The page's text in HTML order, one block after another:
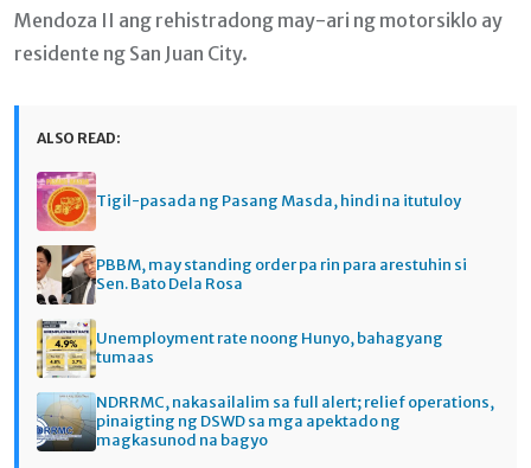
Mendoza II ang rehistradong may-ari ng motorsiklo ay
residente ng San Juan City.
ALSO READ:
Tigil-pasada ng Pasang Masda, hindi na itutuloy
PBBM, may standing order pa rin para arestuhin si
Sen. Bato Dela Rosa
Unemployment rate noong Hunyo, bahagyang
tumaas
NDRRMC, nakasailalim sa full alert; relief operations,
pinaigting ng DSWD sa mga apektado ng
magkasunod na bagyo